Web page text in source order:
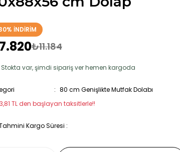
İNDİRİM
₺11.184
Stokta var, şimdi sipariş ver hemen kargoda
80 cm Genişlikte Mutfak Dolabı
TL den başlayan taksitlerle!!
Kargo Süresi :